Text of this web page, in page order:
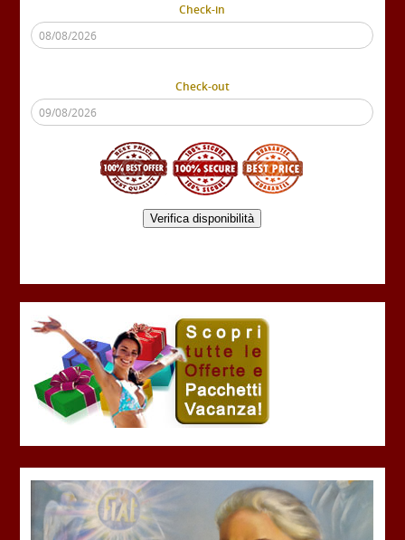
Check-in
Check-out
Verifica disponibilità